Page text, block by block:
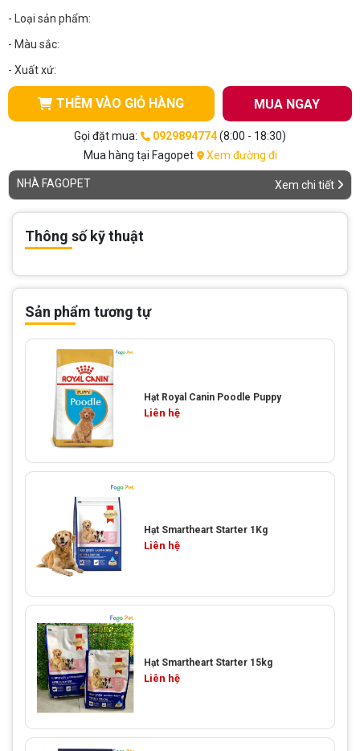
- Loại sản phẩm:
- Màu sắc:
- Xuất xứ:
THÊM VÀO GIỎ HÀNG MUA NGAY
Gọi đặt mua: 0929894774(8:00 - 18:30)
Mua hàng tại Fagopet
Xem đường đi
NHÀ FAGOPET Xem chi tiết
Thông số kỹ thuật
Sản phẩm tương tự
Hạt Royal Canin Poodle Puppy
Liên hệ
Hạt Smartheart Starter 1Kg
Liên hệ
Hạt Smartheart Starter 15kg
Liên hệ